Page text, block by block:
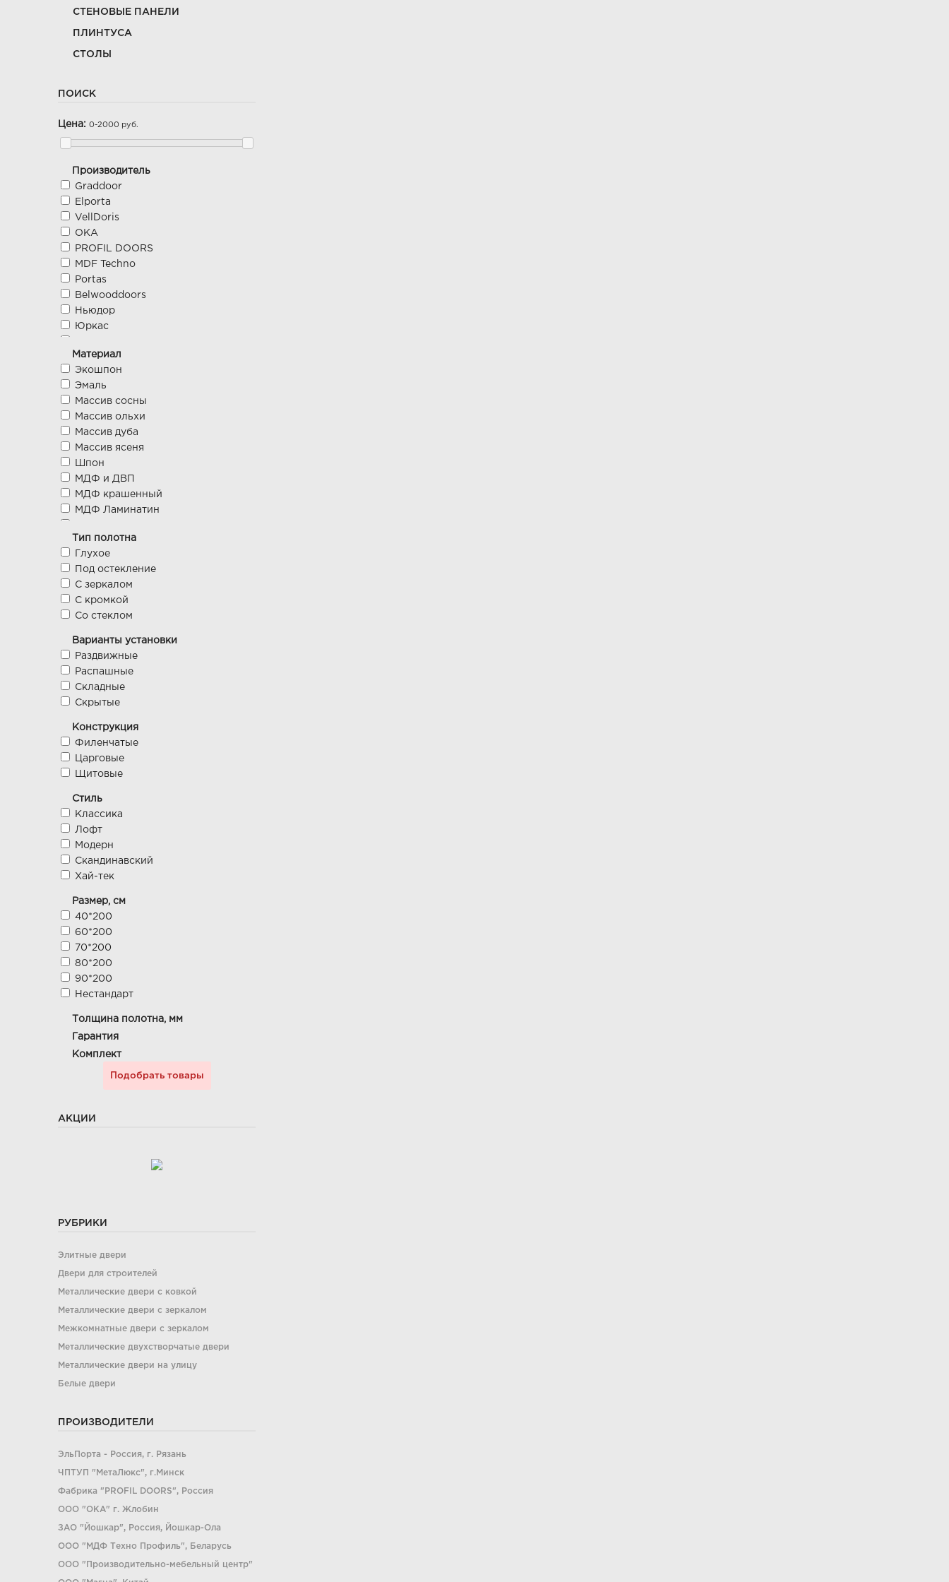
СТЕНОВЫЕ ПАНЕЛИ
ПЛИНТУСА
СТОЛЫ
ПОИСК
Цена: 0-2000 руб.
Производитель
Graddoor
Elporta
VellDoris
ОКА
PROFIL DOORS
MDF Teсhno
Portas
Belwooddoors
Ньюдор
Юркас
Porte Vista
ВЛАДВЕРИ
Dariano
Брама-торг
Эстель
Поставский Мебельный Центр
Производственно-мебельный
центр
Прима Порта
GreenWood
VERDA
Грандмодерн
Динмар
Крона
Ростра
Румакс
Софья
Стабэкс
Стройдетали
Халес
МКпрофиль
Портман
Материал
Экошпон
Эмаль
Массив сосны
Массив ольхи
Массив дуба
Массив ясеня
Шпон
МДФ и ДВП
МДФ крашенный
МДФ Ламинатин
МДФ ламинированный
МДФ ПВХ
Наншпон
Стекло
Грунтованные
CPL
Тип полотна
Глухое
Под остекление
С зеркалом
С кромкой
Со стеклом
Варианты установки
Раздвижные
Распашные
Складные
Скрытые
Конструкция
Филенчатые
Царговые
Щитовые
Стиль
Классика
Лофт
Модерн
Скандинавский
Хай-тек
Размер, см
40*200
60*200
70*200
80*200
90*200
Нестандарт
Толщина полотна, мм
Гарантия
Комплект
АКЦИИ
РУБРИКИ
Элитные двери
Двери для строителей
Металлические двери с ковкой
Металлические двери с зеркалом
Межкомнатные двери с зеркалом
Металлические двухстворчатые двери
Металлические двери на улицу
Белые двери
ПРОИЗВОДИТЕЛИ
ЭльПорта - Россия, г. Рязань
ЧПТУП "МетаЛюкс", г.Минск
Фабрика "PROFIL DOORS", Россия
ООО "ОКА" г. Жлобин
ЗАО "Йошкар", Россия, Йошкар-Ола
ООО "МДФ Техно Профиль", Беларусь
ООО "Производительно-мебельный центр"